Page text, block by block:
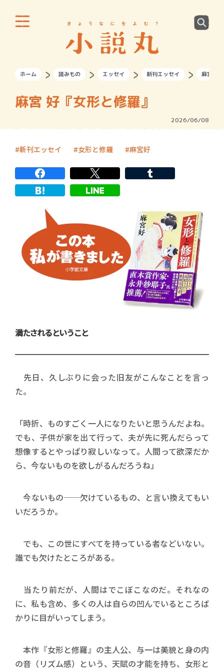
ホーム 読みもの エッセイ 新刊エッセイ 麻宮 好
麻宮 好『女形と修羅』
2026/06/08
新刊エッセイ 女形と修羅 麻宮好
満たされるということ
先日、久しぶりに会った旧友がこんなことを言っ
た。
「時折、ものすごく一人になりたいと思うんだよね。
でも、子供が家を出て行って、夫が先に死んだらって
想像するとやっぱり寂しいなって。人間って欲深だか
ら、今ないものを欲しがるんだろうね」
今ないもの──欠けているもの、と言い換えてもい
いだろうか。
でも、この世にすべてを持っている者などいない。
誰でも欠けたところがある。
当たり前だが、人間はでこぼこなのだ。それなの
に、私も含め、多くの人は自らの凹んでいるところば
かりに目がいってしまう。
本作『女形と修羅』の主人公、与一は美貌と身の内
の音（リズム感）という、天賦の才能を持ち、女形と